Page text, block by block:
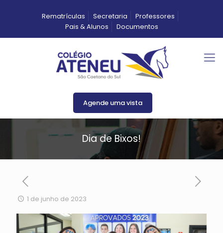
Rematrículas Secretaria
Professores
Pais & Alunos
Documentos
Agende uma vista
Dia de Bixos!
1 de junho de 2023